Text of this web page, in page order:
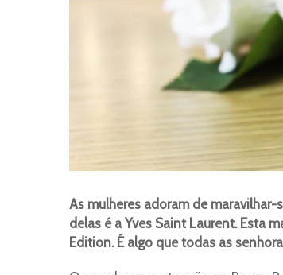
As mulheres adoram de
delas é a Yves Saint Laurent. Esta
Edition. É algo que todas as